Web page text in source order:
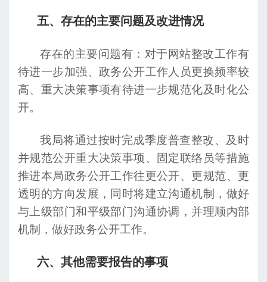
五、存在的主要问题及改进情况
存在的主要问题有：对于网站整改工作有
待进一步加强、政务公开工作人员更换频率较
高、重大决策事项有待进一步规范化及时化公
开。
我局将通过按时完成季度普查整改、及时
并规范公开重大决策事项、固定联络员等措施
推进本局政务公开工作往更公开、更规范、更
透明的方向发展，同时将建立沟通机制，做好
与上级部门和平级部门沟通协调，并理顺内部
机制，做好政务公开工作。
六、 其他需要报告的事项